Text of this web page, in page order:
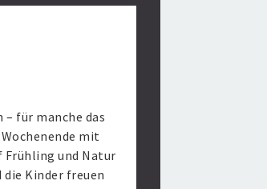
für manche das
mit
Frühling und Natur
Kinder freuen